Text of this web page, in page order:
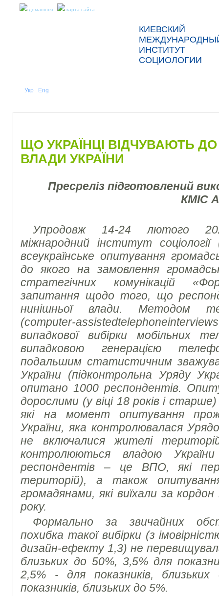
домашняя карта сайта
КИЕВСКИЙ
ИНСТИТУТ
СОЦИОЛОГИИ
Укр Eng
ЩО УКРАЇНЦІ ВІДЧУВАЮТЬ
ВЛАДИ УКРАЇНИ
Пресреліз підготовлений
КМІС
Упродовж 14-24 лютого
міжнародний інститут
всеукраїнське опитування
до якого на замовлення
стратегічних комунікацій
запитання щодо того, що
нинішньої влади. Методом
(computer-assistedtelephoneinterviews
випадкової вибірки мобільних
випадковою генерацією
подальшим статистичним
України (підконтрольна Уряду
опитано 1000 респондентів.
дорослими (у віці 18 років і
які на момент опитування
України, яка контролювалася
не включалися жителі
контролюються владою
респондентів – це ВПО, які
територій), а також
громадянами, які виїхали за
року.
Формально за звичайних
похибка такої вибірки (з
дизайн-ефекту 1,3) не
близьких до 50%, 3,5% для
2,5% - для показників,
показників, близьких до 5%.